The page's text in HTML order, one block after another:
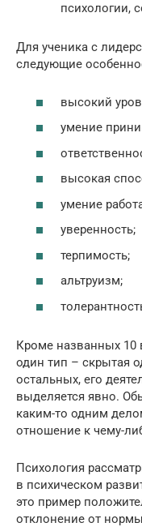
психологии,
Для ученика с
следующие
высокий
умение
высокая
умение
уверенность;
терпимость;
альтруизм;
Кроме названных
один тип – скрытая
остальных, его
выделяется явно.
каким-то одним
отношение к чему-
Психология
в психическом
это пример
отклонение от